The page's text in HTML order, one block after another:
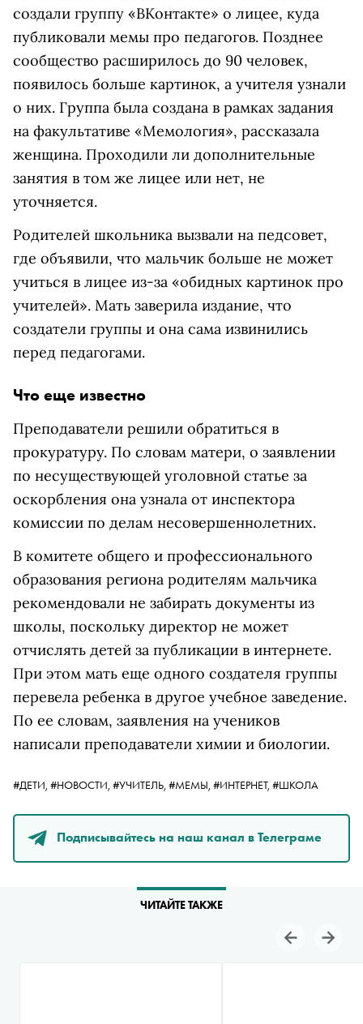
создали группу «ВКонтакте» о лицее, куда
публиковали мемы про педагогов. Позднее
сообщество расширилось до 90 человек,
появилось больше картинок, а учителя узнали
о них. Группа была создана в рамках задания
на факультативе «Мемология», рассказала
женщина. Проходили ли дополнительные
занятия в том же лицее или нет, не
уточняется.
Родителей школьника вызвали на педсовет,
где объявили, что мальчик больше не может
учиться в лицее из-за «обидных картинок про
учителей». Мать заверила издание, что
создатели группы и она сама извинились
перед педагогами.
Что еще известно
Преподаватели решили обратиться в
прокуратуру. По словам матери, о заявлении
по несуществующей уголовной статье за
оскорбления она узнала от инспектора
комиссии по делам несовершеннолетних.
В комитете общего и профессионального
образования региона родителям мальчика
рекомендовали не забирать документы из
школы, поскольку директор не может
отчислять детей за публикации в интернете.
При этом мать еще одного создателя группы
перевела ребенка в другое учебное заведение.
По ее словам, заявления на учеников
написали преподаватели химии и биологии.
#ДЕТИ, #НОВОСТИ, #УЧИТЕЛЬ, #МЕМЫ, #ИНТЕРНЕТ, #ШКОЛА
Подписывайтесь на наш канал в Телеграме
ЧИТАЙТЕ ТАКЖЕ